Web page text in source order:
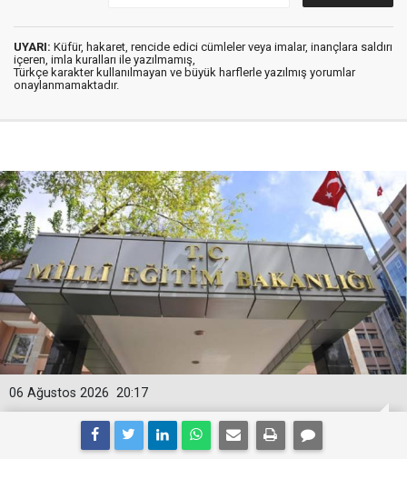
UYARI: Küfür, hakaret, rencide edici cümleler veya imalar, inançlara saldırı
içeren, imla kuralları ile yazılmamış,
Türkçe karakter kullanılmayan ve büyük harflerle yazılmış yorumlar
onaylanmamaktadır.
20:17
06 Ağustos 2026